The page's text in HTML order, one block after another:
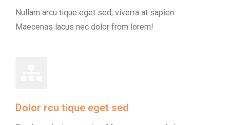
Nullam arcu tique eget sed, viverra at sapien.
Maecenas lacus nec dolor from lorem!
Dolor rcu tique eget sed